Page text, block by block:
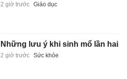
2 giờ trước Giáo dục
Những lưu ý khi sinh mổ lần hai
2 giờ trước Sức khỏe